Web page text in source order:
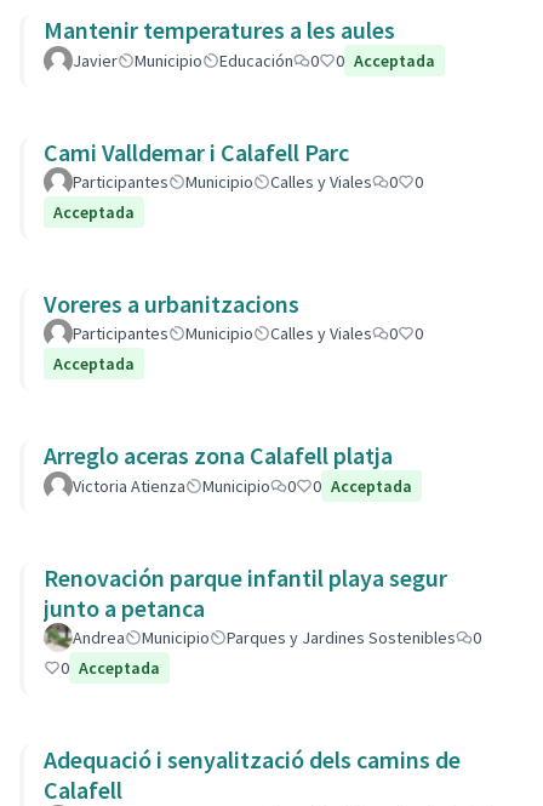
Mantenir temperatures a les aules
Javier Municipio Educación 0 0 Acceptada
Cami Valldemar i Calafell Parc
Participantes Municipio Calles y Viales 0
0
Acceptada
Voreres a urbanitzacions
Participantes Municipio Calles y Viales 0
0
Acceptada
Arreglo aceras zona Calafell platja
Victoria Atienza Municipio 0 0 Acceptada
Renovación parque infantil playa segur
junto a petanca
Andrea Municipio Parques y Jardines Sostenibles
0
0 Acceptada
Adequació i senyalització dels camins de
Calafell